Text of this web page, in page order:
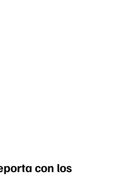
con los